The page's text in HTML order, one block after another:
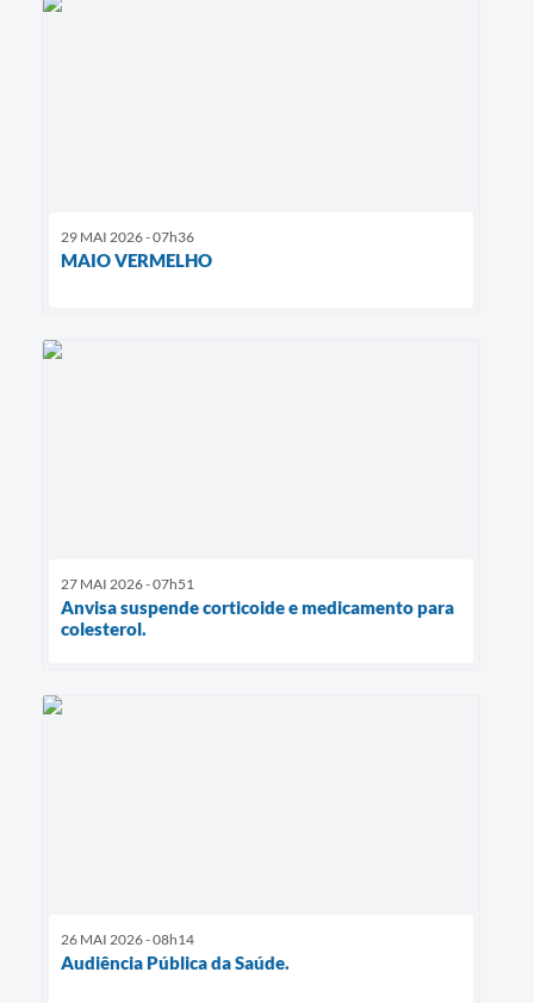
29 MAI 2026 - 07h36
MAIO VERMELHO
27 MAI 2026 - 07h51
Anvisa suspende corticoide e medicamento para
colesterol.
26 MAI 2026 - 08h14
Audiência Pública da Saúde.